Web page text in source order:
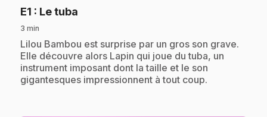
E1 : Le tuba
3 min
.Lilou Bambou est surprise par un gros son grave.
Elle découvre alors Lapin qui joue du tuba, un
instrument imposant dont la taille et le son
gigantesques impressionnent à tout coup.